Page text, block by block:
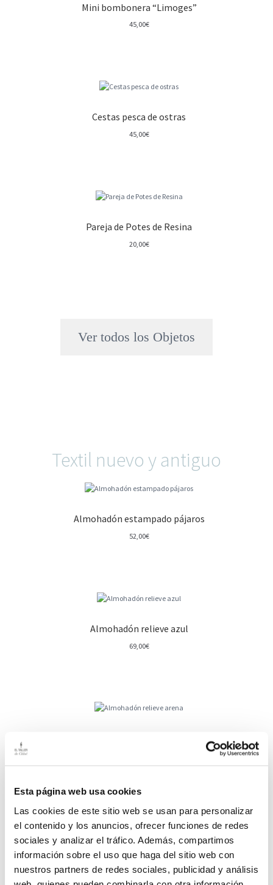
Esta página web usa cookies
Las cookies de este sitio web se usan para personalizar
el contenido y los anuncios, ofrecer funciones de redes
sociales y analizar el tráfico. Además, compartimos
información sobre el uso que haga del sitio web con
nuestros partners de redes sociales, publicidad y análisis
Mini bombonera “Limoges”
45,00€
Cestas pesca de ostras
45,00€
Pareja de Potes de Resina
20,00€
Ver todos los Objetos
Textil nuevo y antiguo
Almohadón estampado pájaros
52,00€
Almohadón relieve azul
69,00€
Almohadón estampado flor cerezo
€